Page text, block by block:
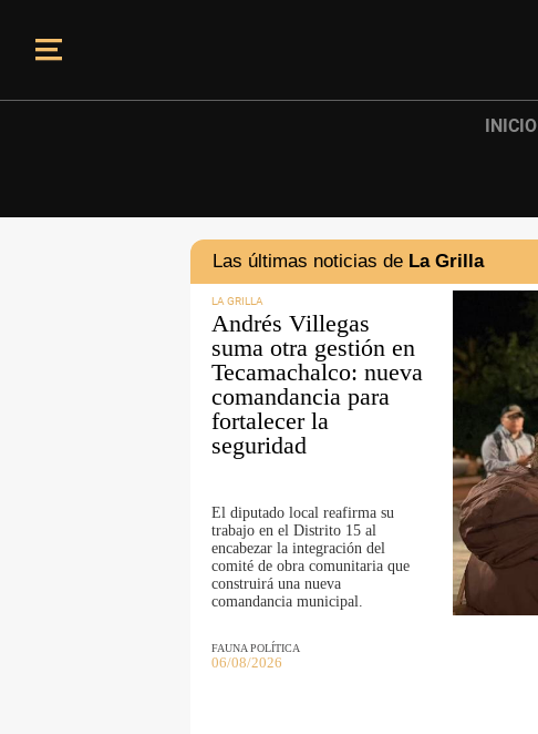
INICIO
Las últimas noticias de La Grilla
LA GRILLA
Andrés Villegas
suma otra gestión en
Tecamachalco: nueva
comandancia para
fortalecer la
seguridad
El diputado local reafirma su
trabajo en el Distrito 15 al
encabezar la integración del
comité de obra comunitaria que
construirá una nueva
comandancia municipal.
FAUNA POLÍTICA
06/08/2026